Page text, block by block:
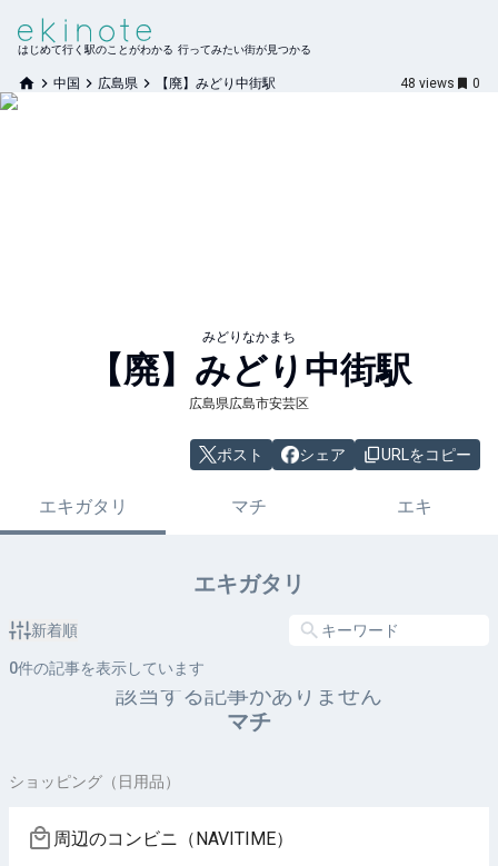
はじめて行く駅のことがわかる 行ってみたい街が見つかる
中国 広島県 【廃】みどり中街駅 48 views 0
みどりなかまち
【廃】みどり中街駅
広島県広島市安芸区
ポスト シェア URLをコピー
エキガタリ マチ エキ
エキガタリ
新着順
0件の記事を表示しています
該当する記事がありません
マチ
ショッピング（日用品）
周辺のコンビニ（NAVITIME）